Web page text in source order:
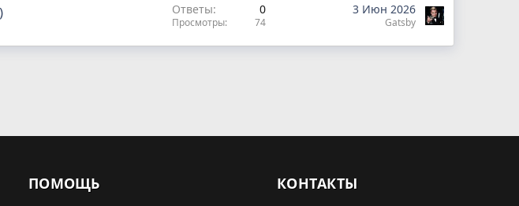
Ответы 0
Просмотры 74
3 Июн 2026
Gatsby
ПОМОЩЬ КОНТАКТЫ